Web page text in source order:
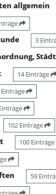
allgemein
3
14 Einträge
102 Einträge
100 Einträge
59